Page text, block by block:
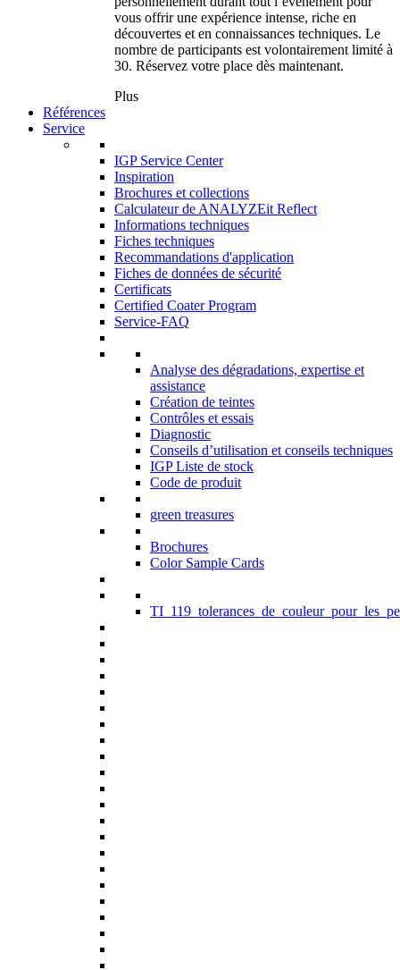
vous offrir une expérience intense, riche en
découvertes et en connaissances techniques. Le
nombre de participants est volontairement limité à
30. Réservez votre place dès maintenant.
Plus
Références
Service
IGP Service Center
Inspiration
Brochures et collections
Calculateur de ANALYZEit Reflect
Informations techniques
Fiches techniques
Recommandations d'application
Fiches de données de sécurité
Certificats
Certified Coater Program
Service-FAQ
Analyse des dégradations, expertise et
assistance
Création de teintes
Contrôles et essais
Diagnostic
Conseils d’utilisation et conseils techniques
IGP Liste de stock
Code de produit
green treasures
Brochures
Color Sample Cards